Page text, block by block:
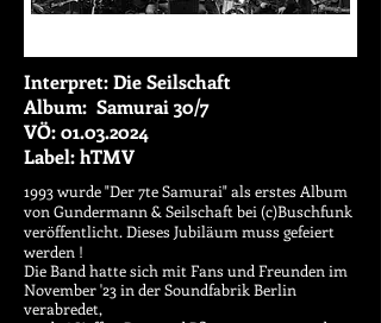
Interpret: Die Seilschaft
Album: Samurai 30/7
VÖ:01.03.2024
Label: hTMV
1993 wurde "Der 7te Samurai" als erstes Album
von Gundermann & Seilschaft bei (c)Buschfunk
veröffentlicht. Dieses Jubiläum muss gefeiert
werden !
Die Band hatte sich mit Fans und Freunden im
November '23 in der Soundfabrik Berlin
verabredet,